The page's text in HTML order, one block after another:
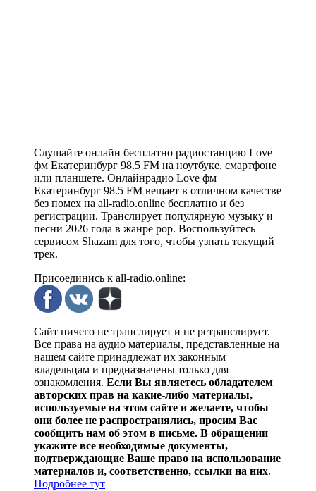
Слушайте онлайн бесплатно радиостанцию Love
фм Екатеринбург 98.5 FM на ноутбуке, смартфоне
или планшете. Онлайнрадио Love фм
Екатеринбург 98.5 FM вещает в отличном качестве
без помех на all-radio.online бесплатно и без
регистрации. Транслирует популярную музыку и
песни 2026 года в жанре pop. Воспользуйтесь
сервисом Shazam для того, чтобы узнать текущий
трек.
Присоединись к all-radio.online:
Сайт ничего не транслирует и не ретранслирует.
Все права на аудио материалы, представленные на
нашем сайте принадлежат их законным
владельцам и предназначены только для
ознакомления. Если Вы являетесь обладателем
авторских прав на какие-либо материалы,
используемые на этом сайте и желаете, чтобы
они более не распространялись, просим Вас
сообщить нам об этом в письме. В обращении
укажите все необходимые документы,
подтверждающие Ваше право на использование
материалов и, соответственно, ссылки на них.
Подробнее тут